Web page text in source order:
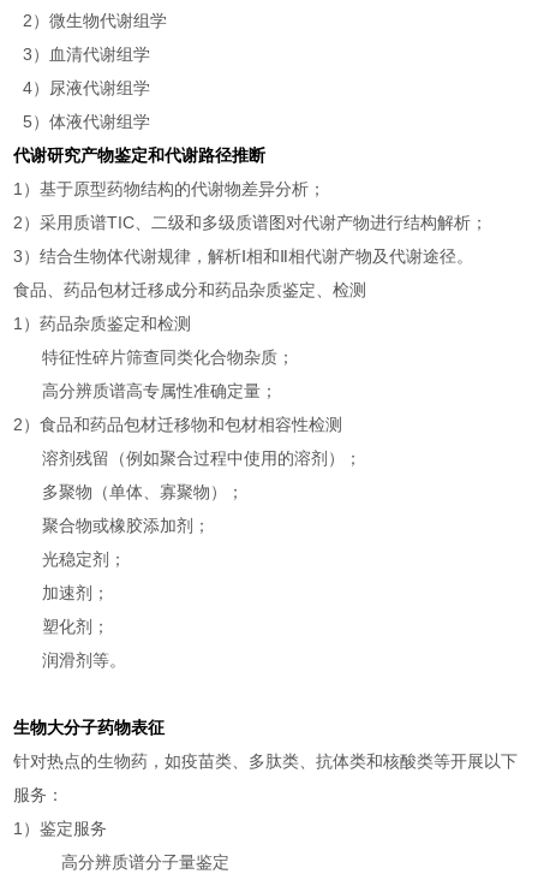
2）微生物代谢组学
3）血清代谢组学
4）尿液代谢组学
5）体液代谢组学
代谢研究产物鉴定和代谢路径推断
1 ）基于原型药物结构的代谢物差异分析；
2）采用质谱TIC、二级和多级质谱图对代谢产物进行结构解析；
3）结合生物体代谢规律，解析Ⅰ相和Ⅱ相代谢产物及代谢途径。
食品、药品包材迁移成分和药品杂质鉴定、检测
1）药品杂质鉴定和检测
特征性碎片筛查同类化合物杂质；
高分辨质谱高专属性准确定量；
2）食品和药品包材迁移物和包材相容性检测
溶剂残留（例如聚合过程中使用的溶剂）；
多聚物（单体、寡聚物）；
聚合物或橡胶添加剂；
光稳定剂；
加速剂；
塑化剂；
润滑剂等。
生物大分子药物表征
针对热点的生物药，如疫苗类、多肽类、抗体类和核酸类等开展以下
服务：
1 ）鉴定服务
高分辨质谱分子量鉴定